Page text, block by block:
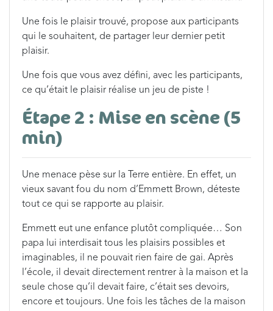
Une fois le plaisir trouvé, propose aux participants
qui le souhaitent, de partager leur dernier petit
plaisir.
Une fois que vous avez défini, avec les participants,
ce qu’était le plaisir réalise un jeu de piste !
Étape 2 : Mise en scène (5
min)
Une menace pèse sur la Terre entière. En effet, un
vieux savant fou du nom d’Emmett Brown, déteste
tout ce qui se rapporte au plaisir.
Emmett eut une enfance plutôt compliquée… Son
papa lui interdisait tous les plaisirs possibles et
imaginables, il ne pouvait rien faire de gai. Après
l’école, il devait directement rentrer à la maison et la
seule chose qu’il devait faire, c’était ses devoirs,
encore et toujours. Une fois les tâches de la maison